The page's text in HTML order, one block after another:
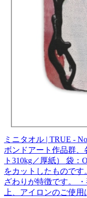
ミニタオル | TRUE -
ボンドアート作品群、
ト310kg／厚紙） 袋
をカットしたもので
ざわりが特徴です。
上、アイロンのご使